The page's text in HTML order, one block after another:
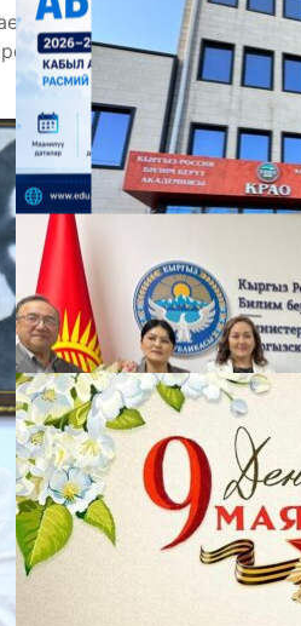
встретилась с главой
консультантом сферы